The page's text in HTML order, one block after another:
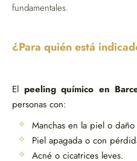
fundamentales.
¿Para quién está
El peeling químico en
personas con:
Manchas en la piel o daño
Piel apagada o con
Acné o cicatrices leves.